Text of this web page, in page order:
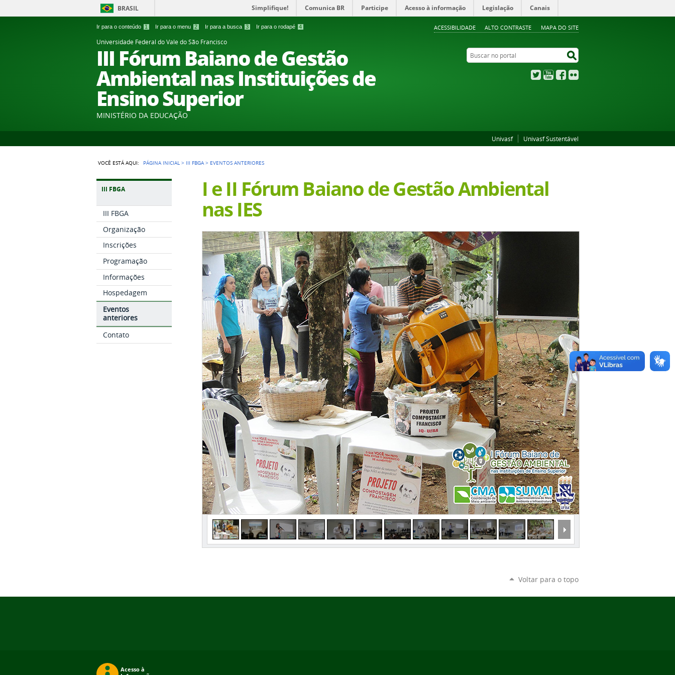
Ir para o conteúdo 1 Ir para o menu 2 Ir para a busca 3 Ir para o rodapé 4 ACESSIBILIDADE ALTO CONTRASTE MAPA DO SITE
BRASIL Simplifique! Comunica BR Participe Acesso à informação Legislação Canais
Universidade Federal do Vale do São Francisco
III Fórum Baiano de Gestão
Ambiental nas Instituições de
Ensino Superior
MINISTÉRIO DA EDUCAÇÃO
Buscar no portal
TwitterYouTubeFacebook
Univasf Univasf Sustentável
VOCÊ ESTÁ AQUI: PÁGINA INICIAL > III FBGA > EVENTOS ANTERIORES
III FBGA
III FBGA
Organização
Inscrições
Programação
Informações
Hospedagem
Eventos
anteriores
Contato
I e II Fórum Baiano de Gestão Ambiental
nas IES
Voltar para o topo